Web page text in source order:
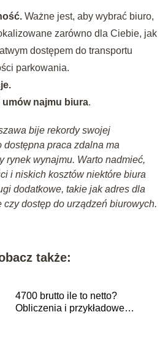
Ważne jest, aby wybrać biuro,
zarówno dla Ciebie, jak
dostępem do transportu
parkowania.
najmu biura.
bije rekordy swojej
praca zdalna ma
rynek wynajmu. Warto nadmieć,
i niskich kosztów niektóre biura
dodatkowe, takie jak adres dla
czy dostęp do urządzeń biurowych.
także:
4700 brutto ile to netto?
Obliczenia i przykładowe